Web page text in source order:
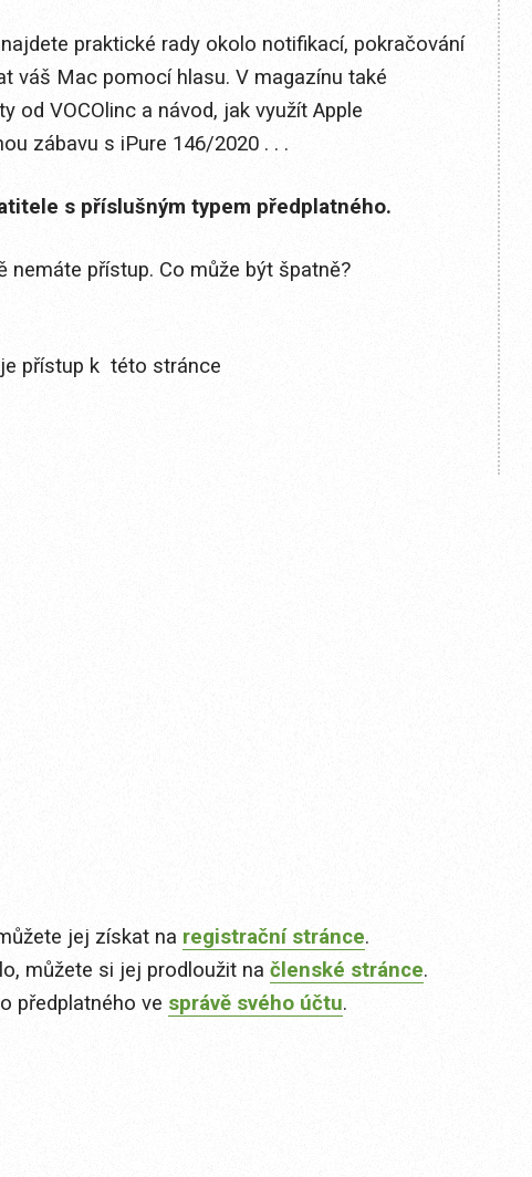
praktické rady okolo notifikací, pokračování
váš Mac pomocí hlasu. V magazínu také
od VOCOlinc a návod, jak využít Apple
zábavu s iPure 146/2020 . . .
s příslušným typem předplatného.
přístup. Co může být špatně?
přístup k této stránce
jej získat na registrační stránce.
můžete si jej prodloužit na členské stránce.
předplatného ve správě svého účtu.